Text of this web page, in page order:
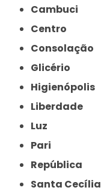
Cambuci
Centro
Consolação
Glicério
Higienópolis
Liberdade
Luz
Pari
República
Santa Cecília